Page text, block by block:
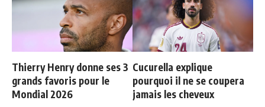
Thierry Henry donne ses 3
grands favoris pour le
Mondial 2026
Cucurella explique
pourquoi il ne se coupera
jamais les cheveux